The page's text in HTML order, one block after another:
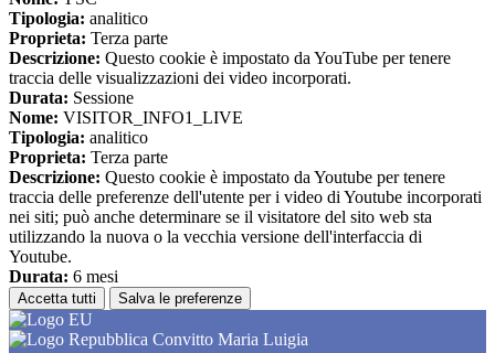
Tipologia: analitico
Proprieta: Terza parte
Descrizione: Questo cookie è impostato da YouTube per tenere
traccia delle visualizzazioni dei video incorporati.
Durata: Sessione
Nome: VISITOR_INFO1_LIVE
Tipologia: analitico
Proprieta: Terza parte
Descrizione: Questo cookie è impostato da Youtube per tenere
traccia delle preferenze dell'utente per i video di Youtube incorporati
nei siti; può anche determinare se il visitatore del sito web sta
utilizzando la nuova o la vecchia versione dell'interfaccia di
Youtube.
Durata: 6 mesi
Accetta tutti Salva le preferenze
Convitto Maria Luigia